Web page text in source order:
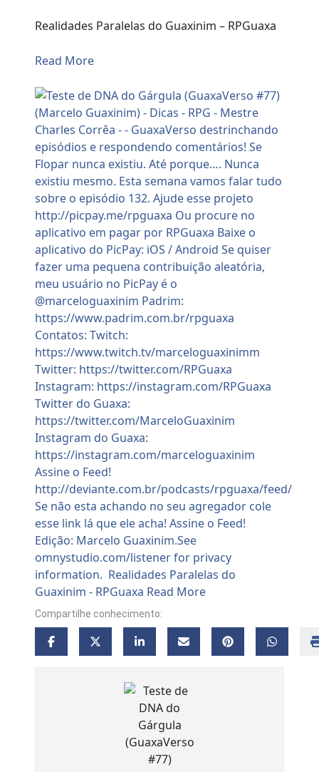
Realidades Paralelas do Guaxinim – RPGuaxa
Read More
Compartilhe conhecimento: